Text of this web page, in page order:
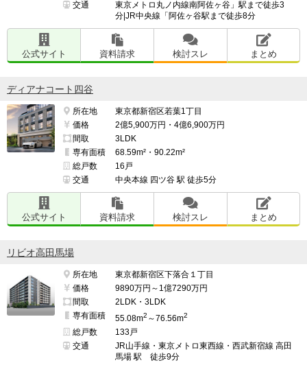
交通
東京メトロ丸ノ内線南阿佐ヶ谷」駅まで徒歩3
分|JR中央線「阿佐ヶ谷駅まで徒歩8分
公式サイト 資料請求 検討スレ まとめ
ディアナコート四谷
所在地
東京都新宿区若葉1丁目
価格
2億5,900万円・4億6,900万円
間取
3LDK
専有面積
68.59m²・90.22m²
総戸数
16戸
交通
中央本線 四ツ谷 駅 徒歩5分
公式サイト 資料請求 検討スレ まとめ
リビオ高田馬場
所在地
東京都新宿区下落合１丁目
価格
9890万円～1億7290万円
間取
2LDK・3LDK
専有面積
55.08m2 ～76.56m2
総戸数
133戸
交通
JR山手線・東京メトロ東西線・西武新宿線 高田
馬場 駅 徒歩9分